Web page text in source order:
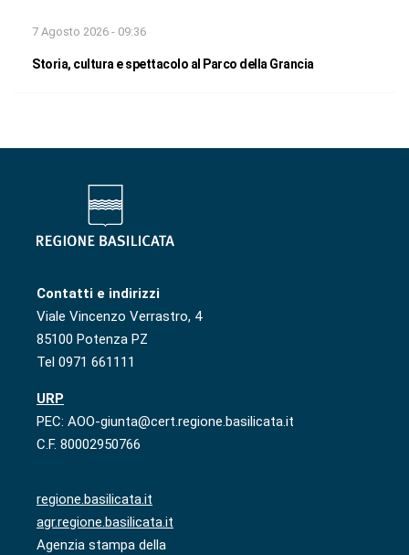
7 Agosto 2026 - 09:36
Storia, cultura e spettacolo al Parco della Grancia
Contatti e indirizzi
Viale Vincenzo Verrastro, 4
85100 Potenza PZ
Tel 0971 661111
URP
PEC: AOO-giunta@cert.regione.basilicata.it
C.F. 80002950766
regione.basilicata.it
agr.regione.basilicata.it
Agenzia stampa della